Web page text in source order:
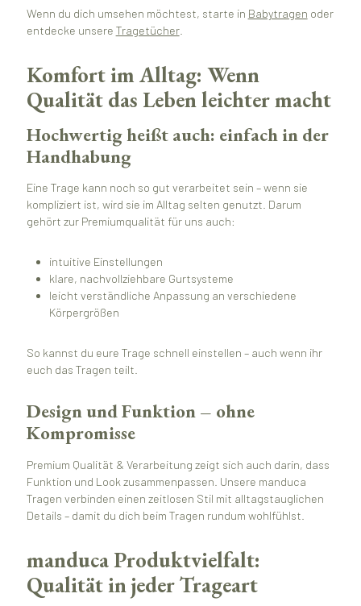
Wenn du dich umsehen möchtest, starte in Babytragen oder
entdecke unsere Tragetücher.
Komfort im Alltag: Wenn
Qualität das Leben leichter macht
Hochwertig heißt auch: einfach in der
Handhabung
Eine Trage kann noch so gut verarbeitet sein – wenn sie
kompliziert ist, wird sie im Alltag selten genutzt. Darum
gehört zur Premiumqualität für uns auch:
intuitive Einstellungen
klare, nachvollziehbare Gurtsysteme
leicht verständliche Anpassung an verschiedene
Körpergrößen
So kannst du eure Trage schnell einstellen – auch wenn ihr
euch das Tragen teilt.
Design und Funktion – ohne
Kompromisse
Premium Qualität & Verarbeitung zeigt sich auch darin, dass
Funktion und Look zusammenpassen. Unsere manduca
Tragen verbinden einen zeitlosen Stil mit alltagstauglichen
Details – damit du dich beim Tragen rundum wohlfühlst.
manduca Produktvielfalt:
Qualität in jeder Trageart